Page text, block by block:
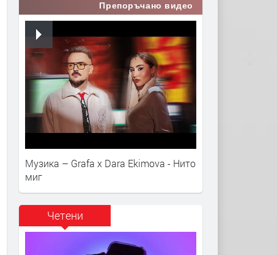
Препоръчано видео
Музика – Grafa x Dara Ekimova - Нито
миг
Четени